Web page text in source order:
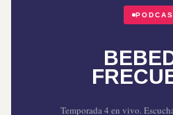
Temporada 4 en vivo.